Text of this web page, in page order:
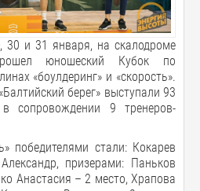
и 31 января, на скалодроме
юношеский Кубок по
«боулдеринг» и «скорость».
берег» выступали 93
сопровождении 9 тренеров-
победителями стали: Кокарев
призерами: Паньков
Анастасия – 2 место, Храпова